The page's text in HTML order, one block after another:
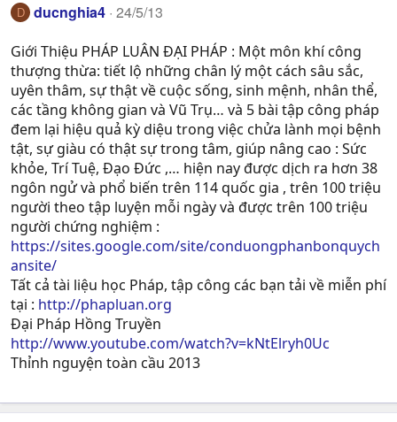
D ducnghia4 24/5/13
Giới Thiệu PHÁP LUÂN ĐẠI PHÁP : Một môn khí công
thượng thừa: tiết lộ những chân lý một cách sâu sắc,
uyên thâm, sự thật về cuộc sống, sinh mệnh, nhân thể,
các tầng không gian và Vũ Trụ… và 5 bài tập công pháp
đem lại hiệu quả kỳ diệu trong việc chửa lành mọi bệnh
tật, sự giàu có thật sự trong tâm, giúp nâng cao : Sức
khỏe, Trí Tuệ, Ðạo Ðức ,… hiện nay được dịch ra hơn 38
ngôn ngử và phổ biến trên 114 quốc gia , trên 100 triệu
người theo tập luyện mỗi ngày và được trên 100 triệu
người chứng nghiệm :
https://sites.google.com/site/conduongphanbonquych
ansite/
Tất cả tài liệu học Pháp, tập công các bạn tải về miễn phí
tại : http://phapluan.org
Đại Pháp Hồng Truyền
http://www.youtube.com/watch?v=kNtElryh0Uc
Thỉnh nguyện toàn cầu 2013